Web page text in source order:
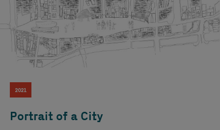
2021
Portrait of a City